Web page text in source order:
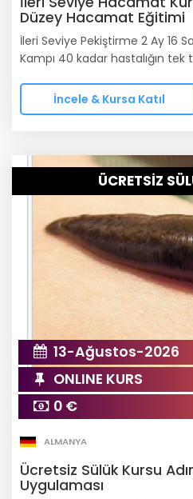
Düzey Hacamat Eğitimi
İleri Seviye Pekiştirme 2 Ay 16
Kampı 40 kadar hastalığın tek
İncele & Kursa Katıl
ÜCRETSİZ
13-Ağustos-2026
ONLINE KURS
0 €
ALMANYA
Ücretsiz Sülük Kursu
Uygulaması